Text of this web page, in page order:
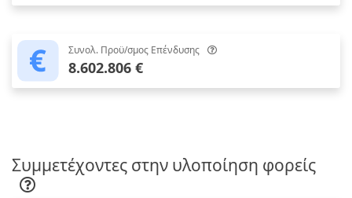
Συνολ. Προϋ/σμος Επένδυσης
8.602.806 €
Συμμετέχοντες στην υλοποίηση φορείς